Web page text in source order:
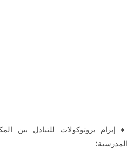
♦️ إبرام بروتوكولات للتبادل بين
المدرسية؛